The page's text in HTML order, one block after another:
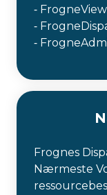
⁃
⁃
⁃
Frognes
Nærmeste